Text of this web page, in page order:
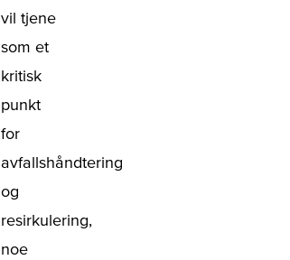
vil tjene
som et
kritisk
punkt
for
avfallshåndtering
og
resirkulering,
noe